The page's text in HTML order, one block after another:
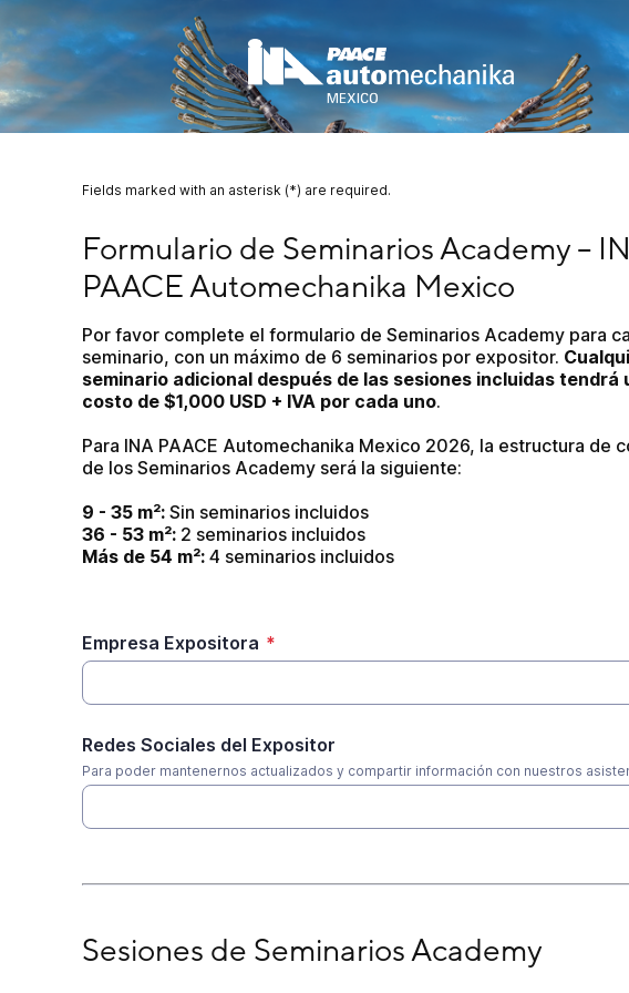
Fields marked with an asterisk (*) are required.
Formulario de Seminarios Academy –
PAACE Automechanika Mexico
Por favor complete el formulario de Seminarios Academy para
seminario, con un máximo de 6 seminarios por expositor.
seminario adicional después de las sesiones incluidas tendrá
costo de $1,000 USD + IVA por cada uno.
Para INA PAACE Automechanika Mexico 2026, la estructura de
de los Seminarios Academy será la siguiente:
9 - 35 m²: Sin seminarios incluidos
36 - 53 m²: 2 seminarios incluidos
Más de 54 m²: 4 seminarios incluidos
Empresa Expositora *
Redes Sociales del Expositor
Para poder mantenernos actualizados y compartir información con nuestros
Sesiones de Seminarios Academy